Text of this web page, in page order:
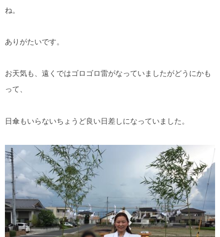
ね。
ありがたいです。
お天気も、遠くではゴロゴロ雷がなっていましたがどうにかも
って、
日傘もいらないちょうど良い日差しになっていました。